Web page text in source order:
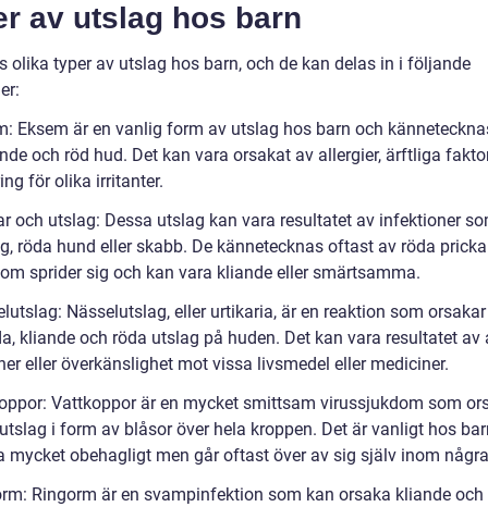
av utslag hos barn
olika typer av utslag hos barn, och de kan delas in i följande
Eksem är en vanlig form av utslag hos barn och
och röd hud. Det kan vara orsakat av allergier, ärftliga
för olika irritanter.
och utslag: Dessa utslag kan vara resultatet av infektioner
röda hund eller skabb. De kännetecknas oftast av röda
sprider sig och kan vara kliande eller smärtsamma.
Nässelutslag, eller urtikaria, är en reaktion som orsakar
kliande och röda utslag på huden. Det kan vara resultatet av
eller överkänslighet mot vissa livsmedel eller mediciner.
Vattkoppor är en mycket smittsam virussjukdom som
i form av blåsor över hela kroppen. Det är vanligt hos
mycket obehagligt men går oftast över av sig själv inom
Ringorm är en svampinfektion som kan orsaka kliande och